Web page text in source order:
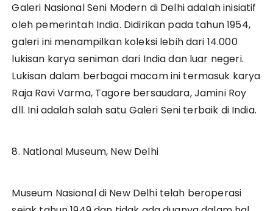
Galeri Nasional Seni Modern di Delhi adalah inisiatif
oleh pemerintah India. Didirikan pada tahun 1954,
galeri ini menampilkan koleksi lebih dari 14.000
lukisan karya seniman dari India dan luar negeri.
Lukisan dalam berbagai macam ini termasuk karya
Raja Ravi Varma, Tagore bersaudara, Jamini Roy
dll. Ini adalah salah satu Galeri Seni terbaik di India.
8. National Museum, New Delhi
Museum Nasional di New Delhi telah beroperasi